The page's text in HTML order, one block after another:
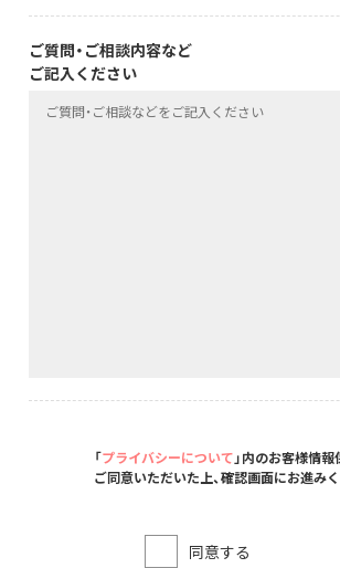
ご質問・ご相談内容など
ご記入ください
「プライバシーについて 」内のお客様情
ご同意いただいた上、確認画面にお進みく
同意する